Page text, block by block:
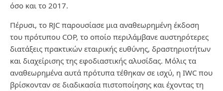
όσο και το 2017.
Πέρυσι, το RJC παρουσίασε μια αναθεωρημένη έκδοση
του πρότυπου COP, το οποίο περιλάμβανε αυστηρότερες
διατάξεις πρακτικών εταιρικής ευθύνης, δραστηριοτήτων
και διαχείρισης της εφοδιαστικής αλυσίδας. Μόλις τα
αναθεωρημένα αυτά πρότυπα τέθηκαν σε ισχύ, η IWC που
βρίσκονταν σε διαδικασία πιστοποίησης και έχοντας τη